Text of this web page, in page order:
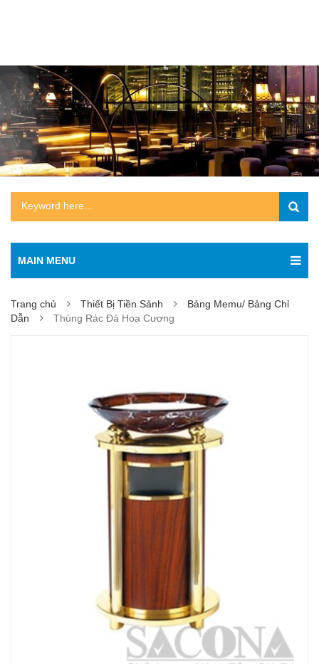
MAIN MENU
Trang chủ Thiết Bị Tiền Sảnh
Bảng Memu/ Bảng Chỉ
Dẫn
Thùng Rác Đá Hoa Cương